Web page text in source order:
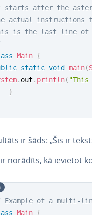
starts after the
actual instructions
is the last line of
Main {
static void main(
. out . println(
}
ir šāds: „Šis ir
norādīts, kā ievietot
Example of a multi-
Main {